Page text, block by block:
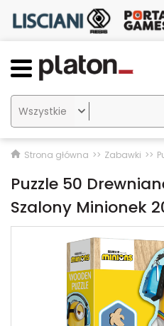

Strona główna Zabawki
Puzzle 50
Szalony Minionek